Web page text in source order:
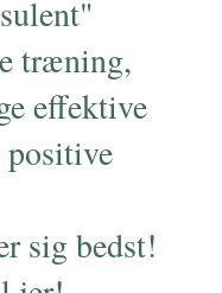
træning,
effektive
positive
sig bedst!